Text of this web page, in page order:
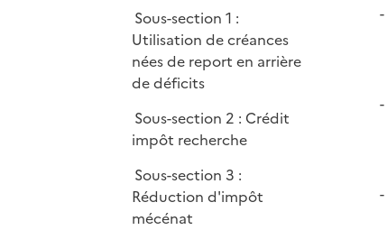
i
e
r
Sous-section 1 :
Utilisation de créances
nées de report en arrière
de déficits
Sous-section 2 : Crédit
impôt recherche
Sous-section 3 :
Réduction d'impôt
mécénat